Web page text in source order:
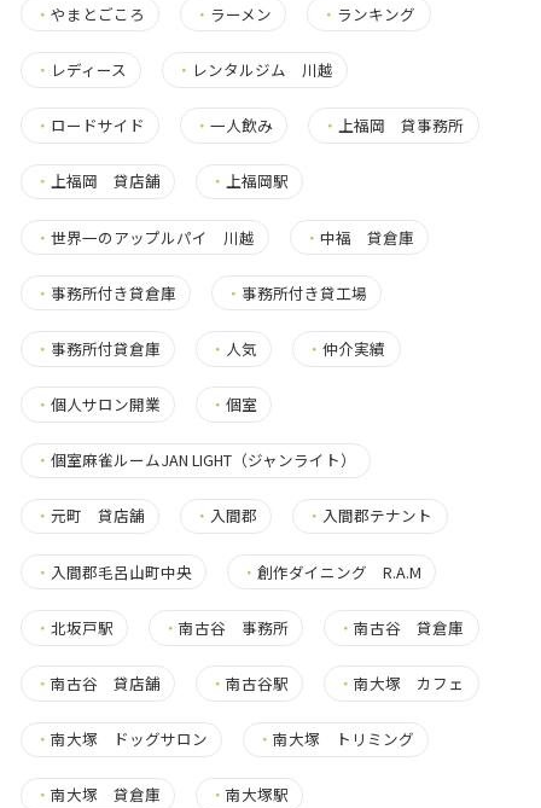
・ やまとごころ ・ ラーメン ・ ランキング
・ レディース ・ レンタルジム 川越
・ ロードサイド ・一人飲み ・上福岡 貸事務所
・ 上福岡 貸店舗 ・上福岡駅
・ 世界一のアップルパイ 川越 ・中福 貸倉庫
・ 事務所付き貸倉庫 ・ 事務所付き貸工場
・ 事務所付貸倉庫 ・ 人気 ・仲介実績
・ 個人サロン開業 ・個室
・ 個室麻雀ルームJAN LIGHT（ジャンライト）
・ 元町 貸店舗 ・ 入間郡 ・ 入間郡テナント
・ 入間郡毛呂山町中央 ・創作ダイニング R.A.M
・ 北坂戸駅 ・南古谷 事務所 ・南古谷 貸倉庫
・ 南古谷 貸店舗 ・南古谷駅 ・南大塚 カフェ
・ 南大塚 ドッグサロン ・南大塚 トリミング
・ 南大塚 貸倉庫 ・南大塚駅